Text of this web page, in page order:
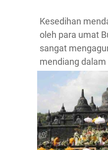
Kesedihan
oleh para umat
sangat
mendiang dalam